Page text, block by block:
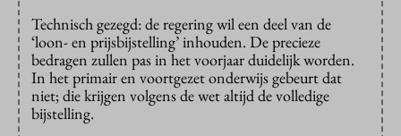
Technisch gezegd: de regering wil een deel van de
‘loon- en prijsbijstelling’ inhouden. De precieze
bedragen zullen pas in het voorjaar duidelijk worden.
In het primair en voortgezet onderwijs gebeurt dat
niet; die krijgen volgens de wet altijd de volledige
bijstelling.